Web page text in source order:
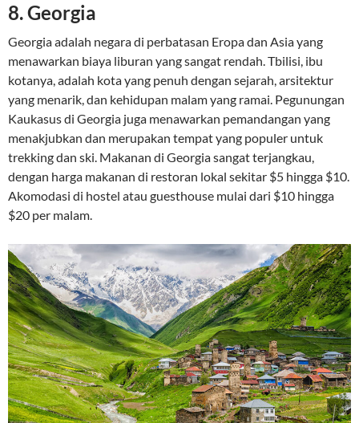
8.Georgia
Georgia adalah negara di perbatasan Eropa dan Asia yang
menawarkan biaya liburan yang sangat rendah. Tbilisi, ibu
kotanya, adalah kota yang penuh dengan sejarah, arsitektur
yang menarik, dan kehidupan malam yang ramai. Pegunungan
Kaukasus di Georgia juga menawarkan pemandangan yang
menakjubkan dan merupakan tempat yang populer untuk
trekking dan ski. Makanan di Georgia sangat terjangkau,
dengan harga makanan di restoran lokal sekitar $5 hingga $10.
Akomodasi di hostel atau guesthouse mulai dari $10 hingga
$20 per malam.